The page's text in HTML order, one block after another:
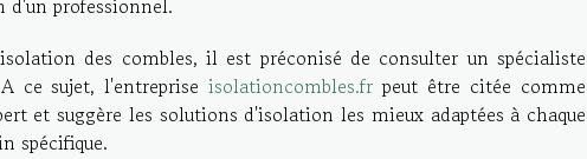
des combles, il est préconisé de consulter un spécialiste
ce sujet, l'entrepriseisolationcombles.fr peut être citée comme
et suggère les solutions d'isolation les mieux adaptées à chaque
spécifique.